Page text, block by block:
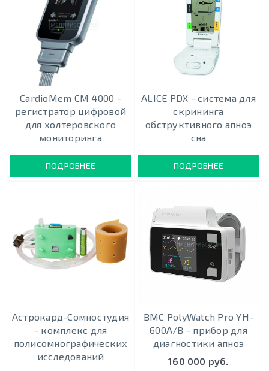
CardioMem CM 4000 -
регистратор цифровой
для холтеровского
мониторинга
ПОДРОБНЕЕ
ALICE PDX - система для
скрининга
обструктивного апноэ
сна
ПОДРОБНЕЕ
Астрокард-Сомностудия
- комплекс для
полисомнографических
исследований
BMC PolyWatch Pro YH-
600A/B - прибор для
диагностики апноэ
160 000 руб.